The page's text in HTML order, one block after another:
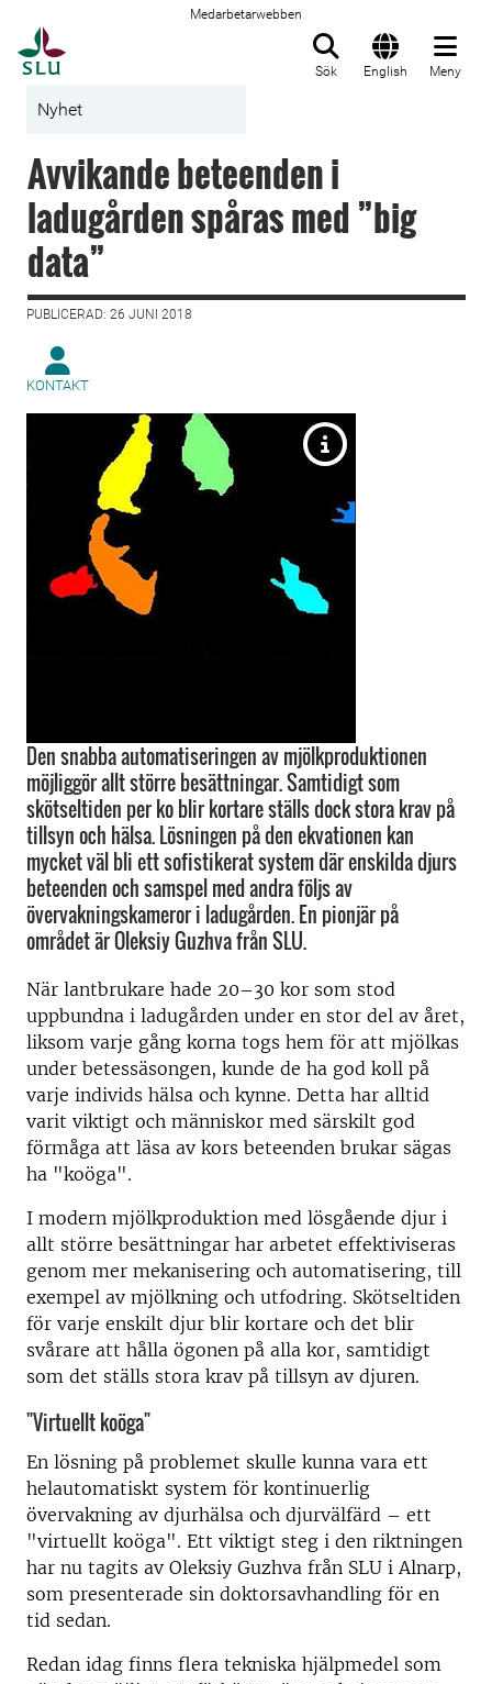
Medarbetarwebben
Sök English Meny
Nyhet
Avvikande beteenden i
ladugården spåras med ”big
data”
PUBLICERAD: 26 JUNI 2018
KONTAKT
Den snabba automatiseringen av mjölkproduktionen
möjliggör allt större besättningar. Samtidigt som
skötseltiden per ko blir kortare ställs dock stora krav på
tillsyn och hälsa. Lösningen på den ekvationen kan
mycket väl bli ett sofistikerat system där enskilda djurs
beteenden och samspel med andra följs av
övervakningskameror i ladugården. En pionjär på
området är Oleksiy Guzhva från SLU.
När lantbrukare hade 20–30 kor som stod
uppbundna i ladugården under en stor del av året,
liksom varje gång korna togs hem för att mjölkas
under betessäsongen, kunde de ha god koll på
varje individs hälsa och kynne. Detta har alltid
varit viktigt och människor med särskilt god
förmåga att läsa av kors beteenden brukar sägas
ha "koöga".
I modern mjölkproduktion med lösgående djur i
allt större besättningar har arbetet effektiviseras
genom mer mekanisering och automatisering, till
exempel av mjölkning och utfodring. Skötseltiden
för varje enskilt djur blir kortare och det blir
svårare att hålla ögonen på alla kor, samtidigt
som det ställs stora krav på tillsyn av djuren.
"Virtuellt koöga"
En lösning på problemet skulle kunna vara ett
helautomatiskt system för kontinuerlig
övervakning av djurhälsa och djurvälfärd – ett
"virtuellt koöga". Ett viktigt steg i den riktningen
har nu tagits av Oleksiy Guzhva från SLU i Alnarp,
som presenterade sin doktorsavhandling för en
tid sedan.
Redan idag finns flera tekniska hjälpmedel som